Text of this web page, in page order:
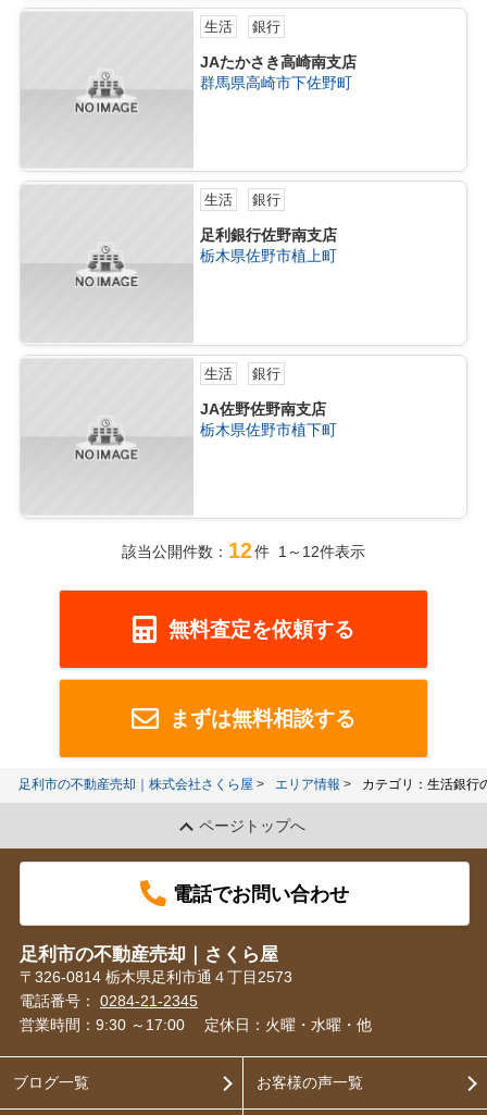
生活 銀行
JAたかさき高崎南支店
群馬県高崎市下佐野町
生活 銀行
足利銀行佐野南支店
栃木県佐野市植上町
生活 銀行
JA佐野佐野南支店
栃木県佐野市植下町
該当公開件数： 12件 1～12件表示
無料査定を依頼する
まずは無料相談する
足利市の不動産売却｜株式会社さくら屋 エリア情報 カテゴリ：生活銀行
ページトップへ
電話でお問い合わせ
足利市の不動産売却｜さくら屋
〒326-0814 栃木県足利市通４丁目2573
電話番号： 0284-21-2345
営業時間：9:30 ～17:00
定休日：火曜・水曜・他
ブログ一覧 お客様の声一覧